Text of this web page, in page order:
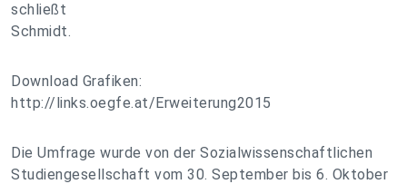
schließt
Schmidt.
Download Grafiken:
http://links.oegfe.at/Erweiterung2015
Die Umfrage wurde von der Sozialwissenschaftlichen
Studiengesellschaft vom 30. September bis 6. Oktober